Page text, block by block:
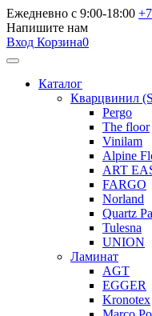
Ежедневно с 9:00-18:00
Напишите нам
Вход Корзина0
Каталог
Кварцвинил
Pergo
The floor
Vinilam
Alpine
ART
FARGO
Norland
Quartz
Tulesna
UNION
Ламинат
AGT
EGGER
Kronotex